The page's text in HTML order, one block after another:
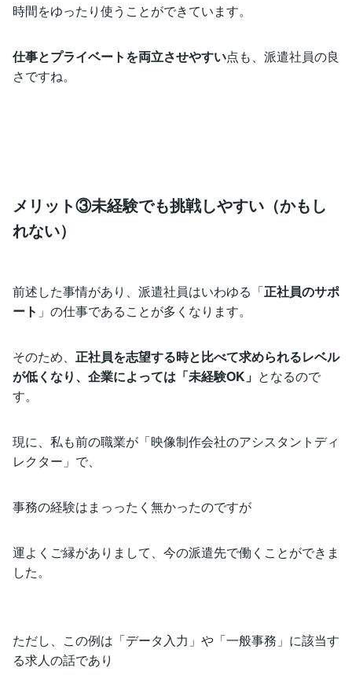
時間をゆったり使うことができています。
仕事とプライベートを両立させやすい点も、派遣社員の良
さですね。
メリット③未経験でも挑戦しやすい（かもし
れない）
前述した事情があり、派遣社員はいわゆる「正社員のサポ
ート 」の仕事であることが多くなります。
そのため、 正社員を志望する時と比べて求められるレベル
が低くなり、企業によっては「未経験OK」 となるので
す。
現に、私も前の職業が「映像制作会社のアシスタントディ
レクター」で、
事務の経験はまっったく無かったのですが
運よくご縁がありまして、今の派遣先で働くことができま
した。
ただし、この例は「データ入力」や「一般事務」に該当す
る求人の話であり